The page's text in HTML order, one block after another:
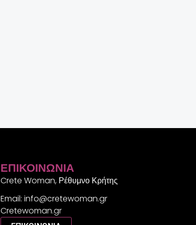
ΕΠΙΚΟΙΝΩΝΊΑ
Crete Woman, Ρέθυμνο Κρήτης
Email: info@cretewoman.gr
Cretewoman.gr